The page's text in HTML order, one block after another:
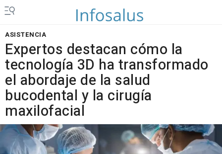
ASISTENCIA
Expertos destacan cómo la
tecnología 3D ha transformado
el abordaje de la salud
bucodental y la cirugía
maxilofacial